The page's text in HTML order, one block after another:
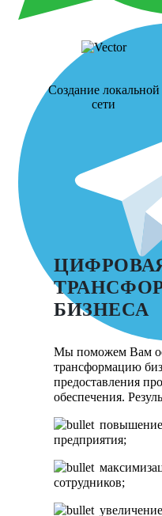
Создание локальной
сети
БИЗНЕСА
Мы поможем Вам
трансформацию
предоставления
обеспечения.
повышение
предприятия;
сотрудников;